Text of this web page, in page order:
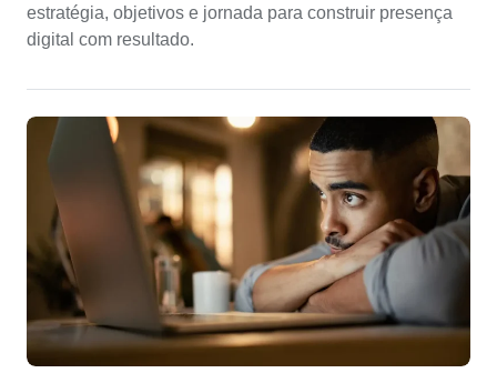
estratégia, objetivos e jornada para construir presença
digital com resultado.